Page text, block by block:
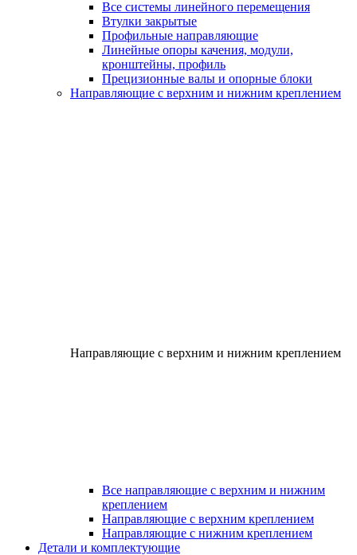
Все системы линейного перемещения
Втулки закрытые
Профильные направляющие
Линейные опоры качения, модули,
кронштейны, профиль
Прецизионные валы и опорные блоки
Направляющие с верхним и нижним креплением
Направляющие с верхним и нижним креплением
Все направляющие с верхним и нижним
креплением
Направляющие с верхним креплением
Направляющие с нижним креплением
Детали и комплектующие